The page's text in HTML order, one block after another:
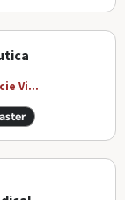
Vi...